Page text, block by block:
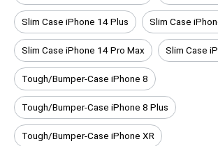
Slim Case iPhone 14 Plus Slim Case
Slim Case iPhone 14 Pro Max Slim Case
Tough/Bumper-Case iPhone 8
Tough/Bumper-Case iPhone 8 Plus
Tough/Bumper-Case iPhone XR